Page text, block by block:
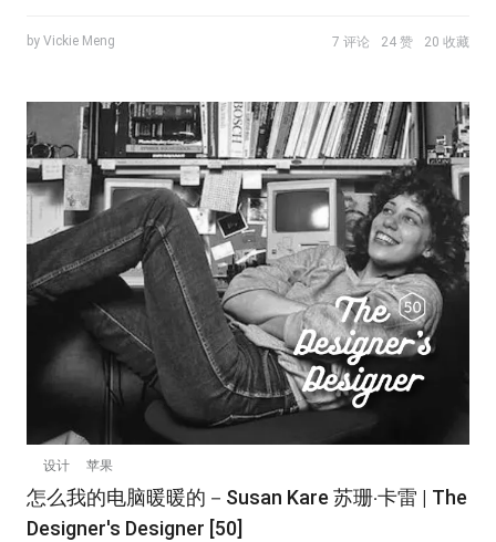
by Vickie Meng 7 评论 24 赞 20 收藏
设计 苹果
怎么我的电脑暖暖的－Susan Kare 苏珊‧卡雷 | The
Designer's Designer [50]